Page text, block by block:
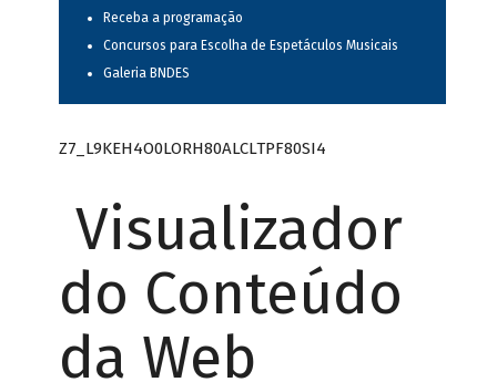
Receba a programação
Concursos para Escolha de Espetáculos Musicais
Galeria BNDES
Z7_L9KEH4O0LORH80ALCLTPF80SI4
Visualizador
do Conteúdo
da Web